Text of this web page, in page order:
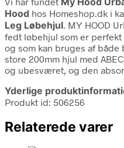
Hood hos Homeshop.dk i
Leg Løbehjul. MY HOOD
fedt løbehjul som er
og som kan bruges af
store 200mm hjul med
og ubesværet, og den
Yderlige
Produkt id: 506256
Relaterede varer